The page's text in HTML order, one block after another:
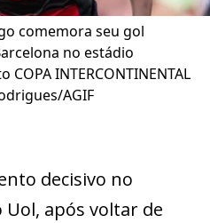
comemora seu gol
no estádio
INTERCONTINENTAL
AGIF
decisivo no
Uol, após voltar de